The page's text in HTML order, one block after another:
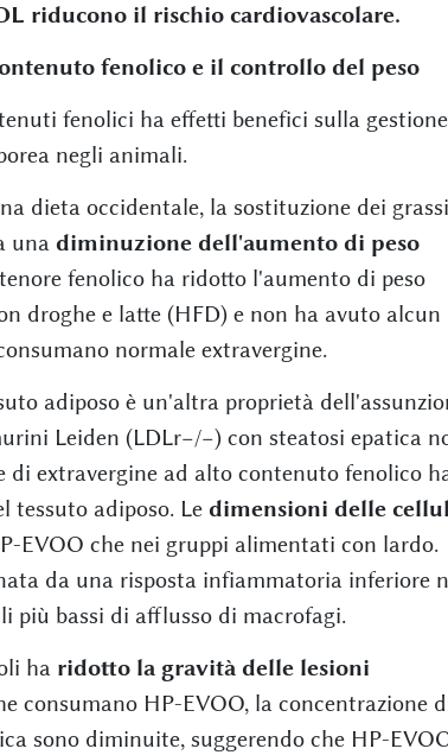
riducono il rischio cardiovascolare.
fenolico e il controllo del peso
fenolici ha effetti benefici sulla
negli animali.
dieta occidentale, la sostituzione dei grassi
una diminuzione dell'aumento di peso
fenolico ha ridotto l'aumento di peso
droghe e latte (HFD) e non ha avuto alcun
normale extravergine.
adiposo è un'altra proprietà
Leiden (LDLr−/−) con steatosi epatica
di extravergine ad alto contenuto fenolico
adiposo. Le dimensioni delle
EVOO che nei gruppi alimentati con lardo.
da una risposta infiammatoria inferiore
più bassi di afflusso di macrofagi.
ha ridotto la gravità delle lesioni
consumano HP-EVOO, la concentrazione
sono diminuite, suggerendo che HP-